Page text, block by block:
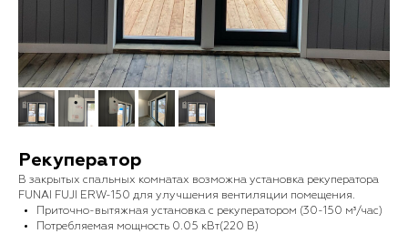
Рекуператор
В закрытых спальных комнатах возможна установка рекуператора
FUNAI FUJI ERW-150 для улучшения вентиляции помещения.
Приточно-вытяжная установка с рекуператором (30-150 м³/час)
Потребляемая мощность 0.05 кВт(220 В)